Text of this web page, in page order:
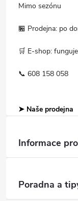
Mimo sezónu
🏪 Prodejna: po
🛒 E-shop:
📞 608 158 058
➤ Naše prodejna
Informace
Poradna a